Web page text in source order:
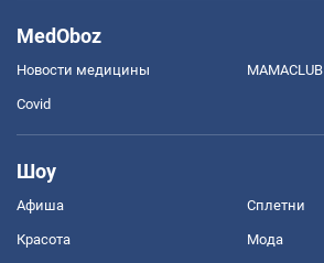
MedOboz
Новости медицины MAMACLUB
Covid
Шоу
Афиша Сплетни
Красота Мода